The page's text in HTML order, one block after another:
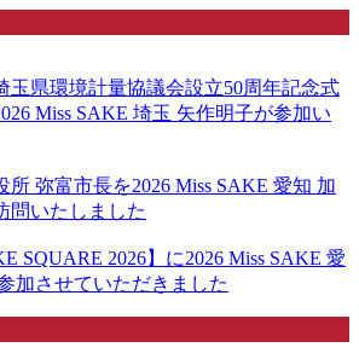
玉県環境計量協議会設立50周年記念式
Miss SAKE 埼玉 矢作明子が参加い
所 弥富市長を2026 Miss SAKE 愛知 加
問いたしました
SQUARE 2026】に2026 Miss SAKE 愛
加させていただきました